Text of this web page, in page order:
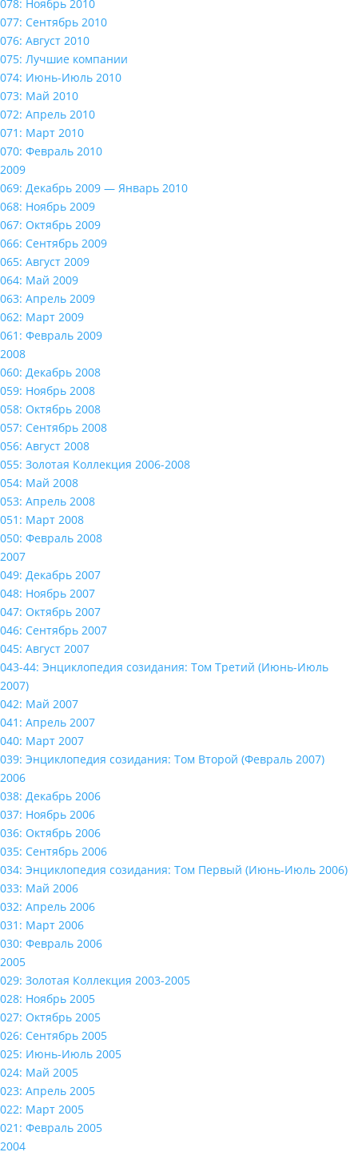
078: Ноябрь 2010
077: Сентябрь 2010
076: Август 2010
075: Лучшие компании
074: Июнь-Июль 2010
073: Май 2010
072: Апрель 2010
071: Март 2010
070: Февраль 2010
2009
069: Декабрь 2009 — Январь 2010
068: Ноябрь 2009
067: Октябрь 2009
066: Сентябрь 2009
065: Август 2009
064: Май 2009
063: Апрель 2009
062: Март 2009
061: Февраль 2009
2008
060: Декабрь 2008
059: Ноябрь 2008
058: Октябрь 2008
057: Сентябрь 2008
056: Август 2008
055: Золотая Коллекция 2006-2008
054: Май 2008
053: Апрель 2008
051: Март 2008
050: Февраль 2008
2007
049: Декабрь 2007
048: Ноябрь 2007
047: Октябрь 2007
046: Сентябрь 2007
045: Август 2007
043-44: Энциклопедия созидания: Том Третий (Июнь-Июль
2007)
042: Май 2007
041: Апрель 2007
040: Март 2007
039: Энциклопедия созидания: Том Второй (Февраль 2007)
2006
038: Декабрь 2006
037: Ноябрь 2006
036: Октябрь 2006
035: Сентябрь 2006
034: Энциклопедия созидания: Том Первый (Июнь-Июль 2006)
033: Май 2006
032: Апрель 2006
031: Март 2006
030: Февраль 2006
2005
029: Золотая Коллекция 2003-2005
028: Ноябрь 2005
027: Октябрь 2005
026: Сентябрь 2005
025: Июнь-Июль 2005
024: Май 2005
023: Апрель 2005
022: Март 2005
021: Февраль 2005
2004